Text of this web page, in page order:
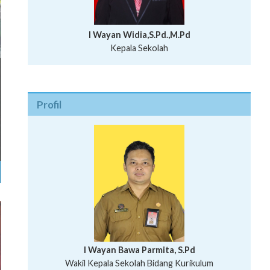
I Wayan Widia,S.Pd.,M.Pd
Kepala Sekolah
Profil
I Wayan Bawa Parmita, S.Pd
Wakil Kepala Sekolah Bidang Kurikulum
I Wayan Gede Aditya Pratita, S.Pd., M.Sn
Ni Wayan Nopi Sutantri, S.Pd.